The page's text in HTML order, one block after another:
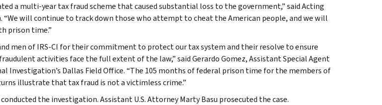
a multi-year tax fraud scheme that caused substantial loss to the government,” said Acting
“We will continue to track down those who attempt to cheat the American people, and we will
prison time.”
men of IRS-CI for their commitment to protect our tax system and their resolve to ensure
activities face the full extent of the law,” said Gerardo Gomez, Assistant Special Agent
Investigation’s Dallas Field Office. “The 105 months of federal prison time for the members of
illustrate that tax fraud is not a victimless crime.”
the investigation. Assistant U.S. Attorney Marty Basu prosecuted the case.